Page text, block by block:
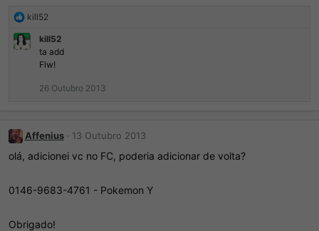
R
a
kill52
kill52
ta add
Flw!
26 Outubro 2013
Affenius 13 Outubro 2013
olá, adicionei vc no FC, poderia adicionar de volta?
0146-9683-4761 - Pokemon Y
Obrigado!